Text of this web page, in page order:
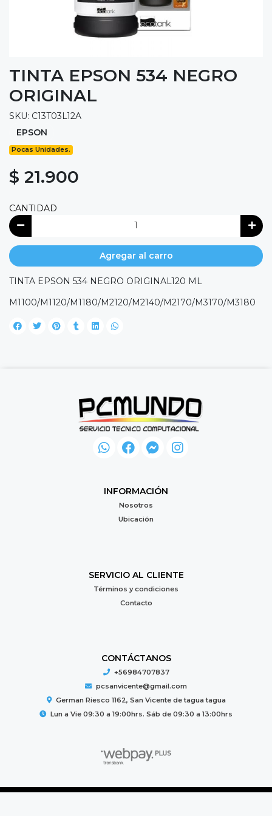
TINTA EPSON 534 NEGRO
ORIGINAL
SKU: C13T03L12A
EPSON
Pocas Unidades.
$ 21.900
CANTIDAD
Agregar al carro
TINTA EPSON 534 NEGRO ORIGINAL120 ML
M1100/M1120/M1180/M2120/M2140/M2170/M3170/M3180
INFORMACIÓN
Nosotros
Ubicación
SERVICIO AL CLIENTE
Términos y condiciones
Contacto
CONTÁCTANOS
+56984707837
pcsanvicente@gmail.com
German Riesco 1162, San Vicente de tagua tagua
Lun a Vie 09:30 a 19:00hrs. Sáb de 09:30 a 13:00hrs